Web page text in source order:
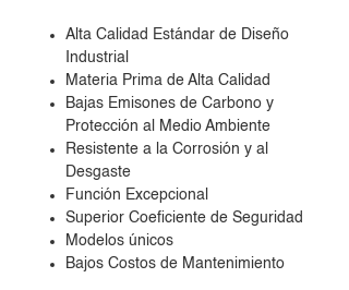
Alta Calidad Estándar de Diseño
Industrial
Materia Prima de Alta Calidad
Bajas Emisones de Carbono y
Protección al Medio Ambiente
Resistente a la Corrosión y al
Desgaste
Función Excepcional
Superior Coeficiente de Seguridad
Modelos únicos
Bajos Costos de Mantenimiento